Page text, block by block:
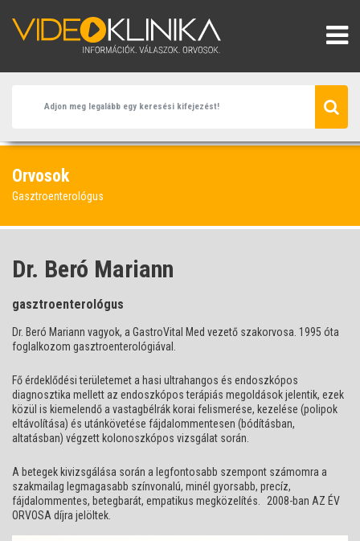
Orvosok
Gasztroenterológus
Dr. Beró Mariann
gasztroenterológus
Dr. Beró Mariann vagyok, a GastroVital Med vezető szakorvosa. 1995 óta
foglalkozom gasztroenterológiával.
Fő érdeklődési területemet a hasi ultrahangos és endoszkópos
diagnosztika mellett az endoszkópos terápiás megoldások jelentik, ezek
közül is kiemelendő a vastagbélrák korai felismerése, kezelése (polipok
eltávolítása) és utánkövetése fájdalommentesen (bódításban,
altatásban) végzett kolonoszkópos vizsgálat során.
A betegek kivizsgálása során a legfontosabb szempont számomra a
szakmailag legmagasabb színvonalú, minél gyorsabb, precíz,
fájdalommentes, betegbarát, empatikus megközelítés. 2008-ban AZ ÉV
ORVOSA díjra jelöltek.